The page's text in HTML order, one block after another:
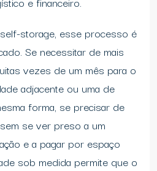
storage, esse processo é
Se necessitar de mais
vezes de um mês para o
adjacente ou uma de
forma, se precisar de
se ver preso a um
e a pagar por espaço
sob medida permite que o